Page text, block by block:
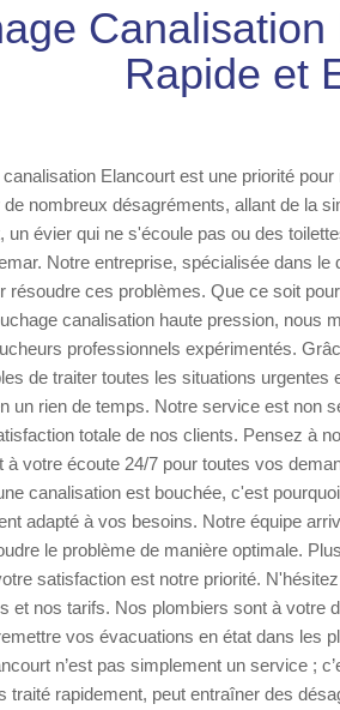
Rapide et
Elancourt est une priorité
nombreux désagréments, allant de la
un évier qui ne s'écoule pas ou des
Notre entreprise, spécialisée dans
résoudre ces problèmes. Que ce soit
canalisation haute pression, nous
professionnels expérimentés.
de traiter toutes les situations urgentes
un rien de temps. Notre service est non
totale de nos clients. Pensez à
à votre écoute 24/7 pour toutes vos
canalisation est bouchée, c'est
adapté à vos besoins. Notre équipe
le problème de manière optimale.
satisfaction est notre priorité.
et nos tarifs. Nos plombiers sont à votre
vos évacuations en état dans les
n’est pas simplement un service ;
traité rapidement, peut entraîner des